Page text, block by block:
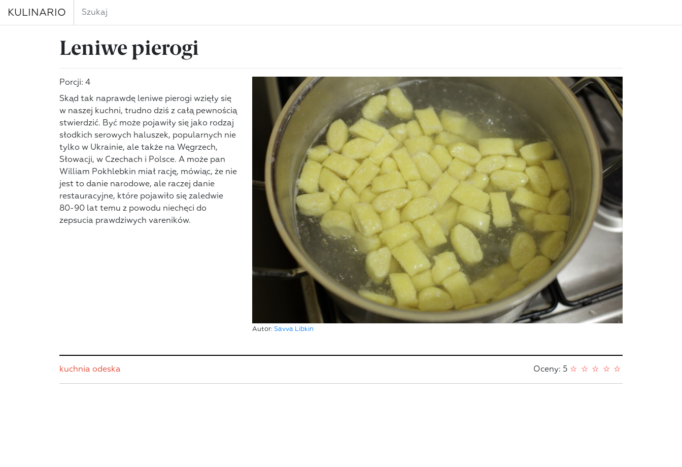
KULINARIO
Leniwe pierogi
Autor: Savva Libkin
Porcji: 4
Skąd tak naprawdę leniwe pierogi wzięły się
w naszej kuchni, trudno dziś z całą pewnością
stwierdzić. Być może pojawiły się jako rodzaj
słodkich serowych haluszek, popularnych nie
tylko w Ukrainie, ale także na Węgrzech,
Słowacji, w Czechach i Polsce. A może pan
William Pokhlebkin miał rację, mówiąc, że nie
jest to danie narodowe, ale raczej danie
restauracyjne, które pojawiło się zaledwie
80-90 lat temu z powodu niechęci do
zepsucia prawdziwych vareników.
kuchnia odeska Oceny: 5 ☆
☆
☆
☆
☆